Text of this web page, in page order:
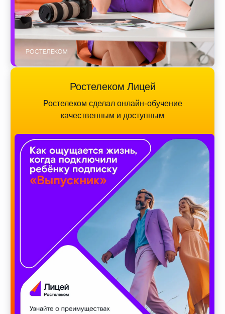
Ростелеком Лицей
Ростелеком сделал онлайн-обучение
качественным и доступным